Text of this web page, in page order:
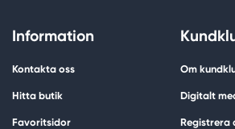
Information
Kontakta oss
Hitta butik
Favoritsidor
Om
Digitalt
Registrera